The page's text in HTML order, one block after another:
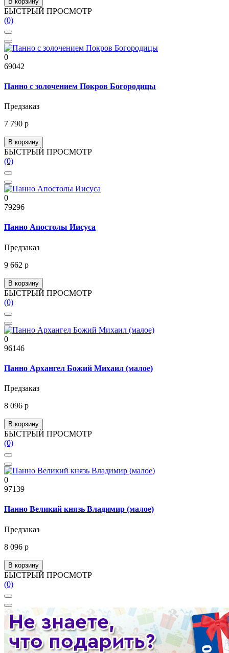
БЫСТРЫЙ ПРОСМОТР
(0)
0
69042
Панно с золочением Покров Богородицы
Предзаказ
7 790 р
В корзину
БЫСТРЫЙ ПРОСМОТР
(0)
0
79296
Панно Апостолы Иисуса
Предзаказ
9 662 р
В корзину
БЫСТРЫЙ ПРОСМОТР
(0)
0
96146
Панно Архангел Божий Михаил (малое)
Предзаказ
8 096 р
В корзину
БЫСТРЫЙ ПРОСМОТР
(0)
0
97139
Панно Великий князь Владимир (малое)
Предзаказ
8 096 р
В корзину
БЫСТРЫЙ ПРОСМОТР
(0)